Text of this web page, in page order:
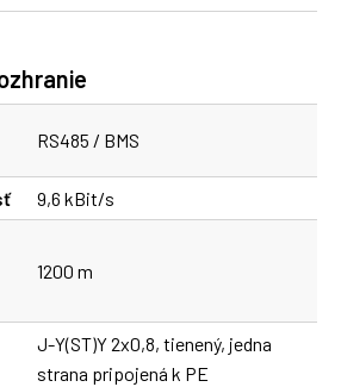
RS485 / BMS
9,6 kBit/s
1200 m
J-Y(ST)Y 2x0,8, tienený, jedna
strana pripojená k PE